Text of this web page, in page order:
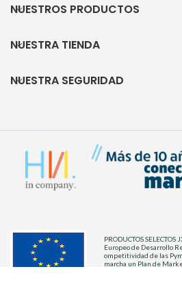
NUESTROS PRODUCTOS
NUESTRA TIENDA
NUESTRA SEGURIDAD
PRODUCTOS
Europeo de Desarrollo
ompetitividad de las
marcha un Plan de